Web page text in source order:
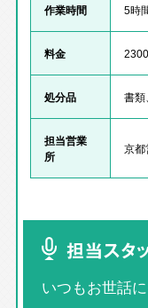
作業時間 5時
料金
処分品 書
担当営業
所
京
担当スタ
いつもお世話